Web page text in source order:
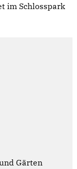
im Schlosspark
Gärten